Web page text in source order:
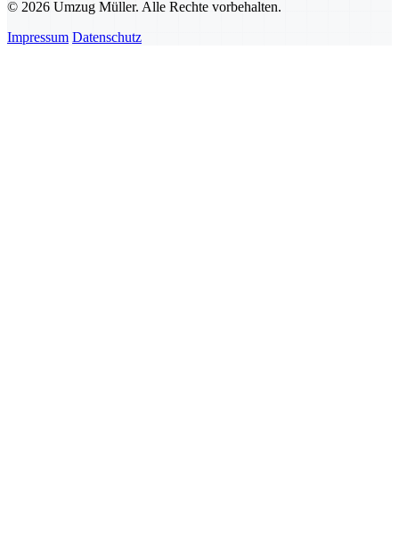
© 2026 Umzug Müller. Alle Rechte vorbehalten.
Impressum Datenschutz